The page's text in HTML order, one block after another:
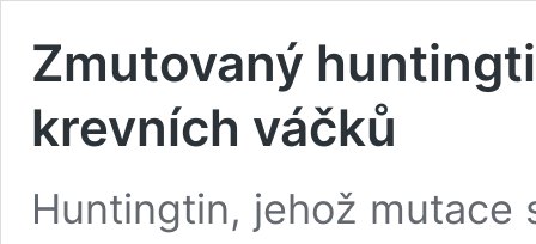
Zmutovaný
krevních váčků
Huntingtin, jehož mutace